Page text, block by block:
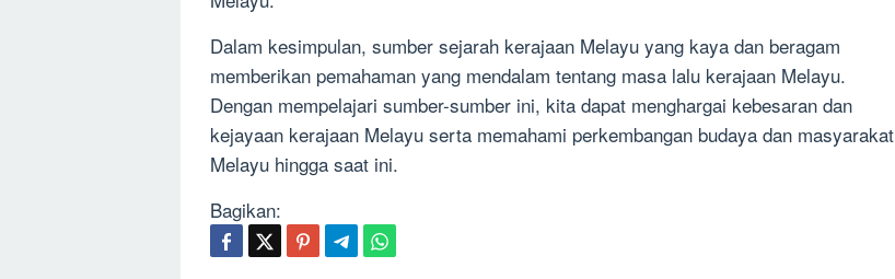
Dalam kesimpulan, sumber sejarah kerajaan Melayu yang kaya dan beragam
memberikan pemahaman yang mendalam tentang masa lalu kerajaan Melayu.
Dengan mempelajari sumber-sumber ini, kita dapat menghargai kebesaran dan
kejayaan kerajaan Melayu serta memahami perkembangan budaya dan masyarakat
Melayu hingga saat ini.
Bagikan: